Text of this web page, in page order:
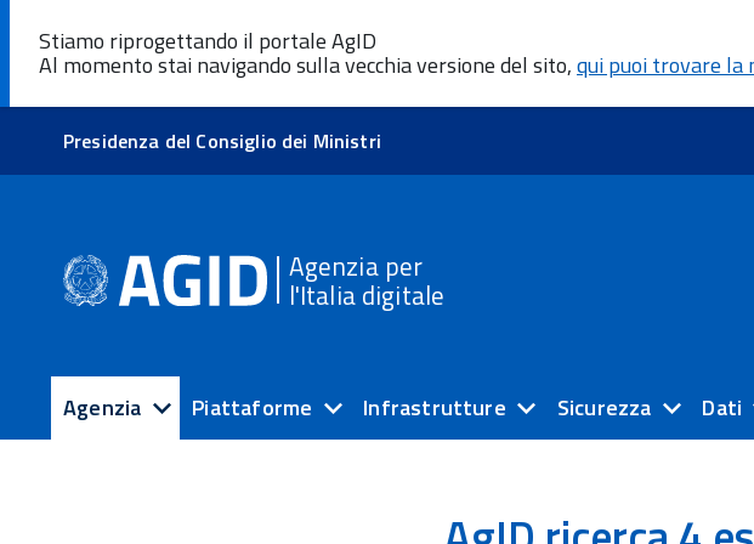
Stiamo riprogettando il portale AgID
Al momento stai navigando sulla vecchia versione del sito,qui puoi trovare la
Presidenza del Consiglio dei Ministri
Agenzia per
l'Italia digitale
Agenzia Piattaforme Infrastrutture Sicurezza Dati